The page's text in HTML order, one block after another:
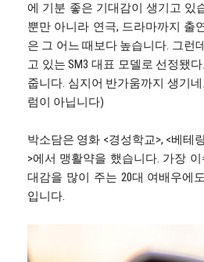
에 기분 좋은 기대감이 생기고 있
뿐만 아니라 연극, 드라마까지 출
은 그 어느 때보다 높습니다. 그런
고 있는 SM3 대표 모델로 선정됐
줍니다. 심지어 반가움까지 생기
럼이 아닙니다)
박소담은 영화 <경성학교>, <베테
>에서 맹활약을 했습니다. 가장
대감을 많이 주는 20대 여배우에
입니다.